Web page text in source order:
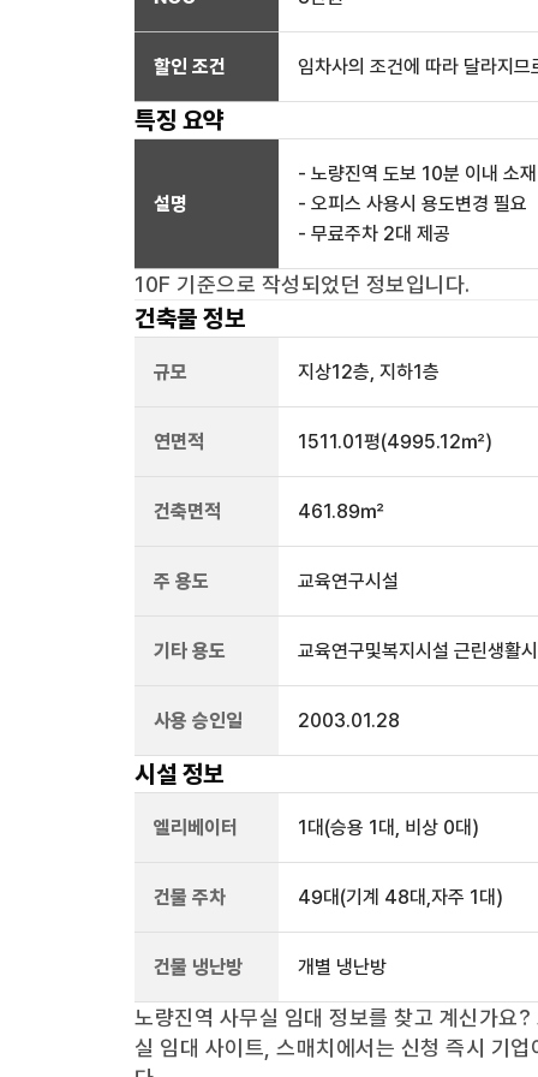
할인 조건 임차사의 조건에 따라 달라지
특징 요약
설명
- 노량진역 도보 10분 이내 소재
- 오피스 사용시 용도변경 필요
- 무료주차 2대 제공
10F 기준으로 작성되었던 정보입니다.
건축물 정보
규모 지상12층, 지하1층
연면적 1511.01평(4995.12㎡)
건축면적 461.89㎡
주 용도 교육연구시설
기타 용도 교육연구및복지시설 근린생활
사용 승인일 2003.01.28
시설 정보
엘리베이터 1대 (승용 1대, 비상 0대)
건물 주차 49대 (기계 48대,자주 1대)
건물 냉난방 개별 냉난방
노량진역 사무실 임대 정보를 찾고 계신가요?
실 임대 사이트, 스매치에서는 신청 즉시 기